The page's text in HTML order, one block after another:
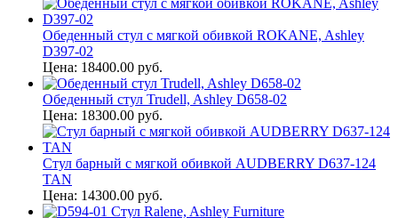
Обеденный стул с мягкой обивкой ROKANE, Ashley
D397-02
Цена: 18400.00 руб.
Обеденный стул Trudell, Ashley D658-02
Цена: 18300.00 руб.
Стул барный с мягкой обивкой AUDBERRY D637-124
TAN
Цена: 14300.00 руб.